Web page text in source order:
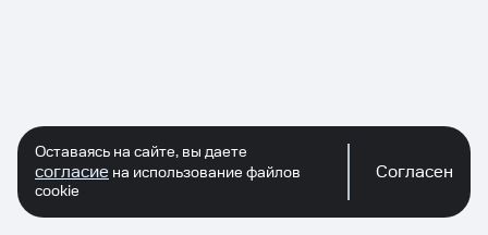
Оставаясь на сайте, вы даете
согласие на использование файлов
cookie
Согласен